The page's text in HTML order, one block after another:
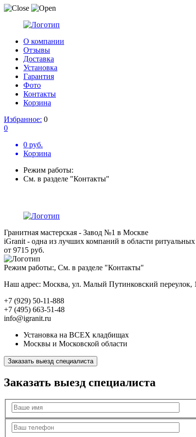
О компании
Отзывы
Доставка
Установка
Гарантия
Фото
Контакты
Корзина
Избранное: 0
0
0 руб.
Корзина
Режим работы:
См. в разделе "Контакты"
Гранитная мастерская - Завод №1 в Москве
iGranit - одна из лучших компаний в области ритуальных
от 9715 руб.
Режим работы:, См. в разделе "Контакты"
Наш адрес: Москва, ул. Малый Путинковский
+7 (929) 50-11-888
+7 (495) 663-51-48
info@igranit.ru
Установка на ВСЕХ кладбищах
Москвы и Московской области
Заказать выезд специалиста
Заказать выезд специалиста